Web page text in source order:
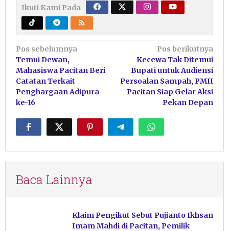
Ikuti Kami Pada
Navigasi
pos
Pos sebelumnya
Temui Dewan,
Mahasiswa Pacitan Beri
Catatan Terkait
Penghargaan Adipura
ke-16
Pos berikutnya
Kecewa Tak Ditemui
Bupati untuk Audiensi
Persoalan Sampah, PMII
Pacitan Siap Gelar Aksi
Pekan Depan
Baca Lainnya
Klaim Pengikut Sebut Pujianto Ikhsan
Imam Mahdi di Pacitan, Pemilik